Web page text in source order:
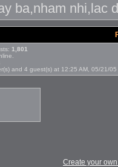
ba,nham nhi,lac
1,801
and 4 guest(s) at 12:25 AM, 05/21/05
Create your